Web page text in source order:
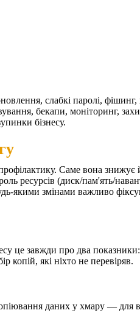
слабкі паролі,
бекапи, моніторинг,
бізнесу.
Саме вона знижує
ресурсів (диск/пам'ять/
якими змінами важливо
це завжди про два
копій, які ніхто не перевіряв.
даних у хмару —